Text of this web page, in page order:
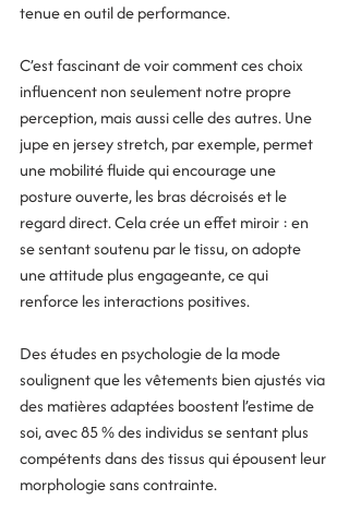
tenue en outil de performance.
C’est fascinant de voir comment ces choix
influencent non seulement notre propre
perception, mais aussi celle des autres. Une
jupe en jersey stretch, par exemple, permet
une mobilité fluide qui encourage une
posture ouverte, les bras décroisés et le
regard direct. Cela crée un effet miroir : en
se sentant soutenu par le tissu, on adopte
une attitude plus engageante, ce qui
renforce les interactions positives.
Des études en psychologie de la mode
soulignent que les vêtements bien ajustés via
des matières adaptées boostent l’estime de
soi, avec 85 % des individus se sentant plus
compétents dans des tissus qui épousent leur
morphologie sans contrainte.